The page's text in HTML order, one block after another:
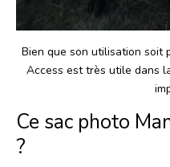
Bien que son utilisation
Access est très utile dans
Ce sac photo
?